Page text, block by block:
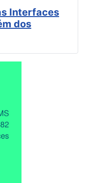
Interfaces
dos